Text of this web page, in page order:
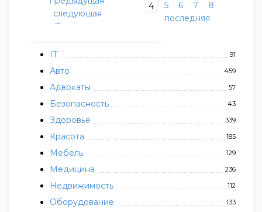
IT 91
Авто 459
Адвокаты 57
Безопасность 43
Здоровье 339
Красота 185
Мебель 129
Медицина 236
Недвижимость 112
Оборудование 133
следующая
→
4 5 6 7
8
последняя